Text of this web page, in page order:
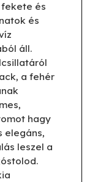
és
és
áll.
a fehér
hagy
elegáns,
leszel a